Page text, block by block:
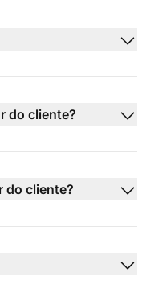
do cliente?
do cliente?